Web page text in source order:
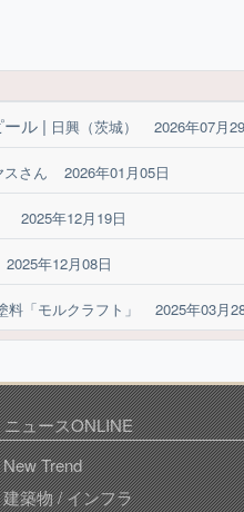
ル | 日興（茨城） 2026年07月
さん 2026年01月05日
2025年12月19日
2025年12月08日
料「モルクラフト」 2025年03月
ニュースONLINE
New Trend
建築物 / インフラ